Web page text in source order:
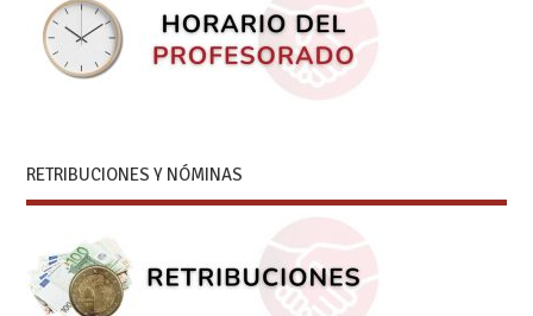
RETRIBUCIONES Y NÓMINAS